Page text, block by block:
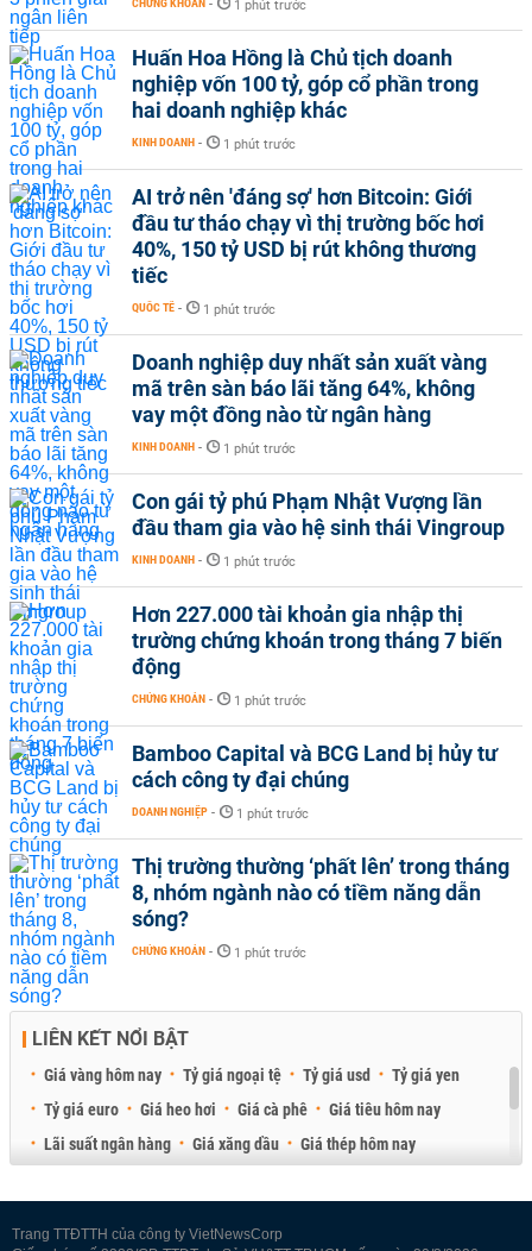
- 1 phút trước
Huấn Hoa Hồng là Chủ tịch doanh
nghiệp vốn 100 tỷ, góp cổ phần trong
hai doanh nghiệp khác
KINH DOANH - 1 phút trước
AI trở nên 'đáng sợ' hơn Bitcoin: Giới
đầu tư tháo chạy vì thị trường bốc hơi
40%, 150 tỷ USD bị rút không thương
tiếc
QUỐC TẾ - 1 phút trước
Doanh nghiệp duy nhất sản xuất vàng
mã trên sàn báo lãi tăng 64%, không
vay một đồng nào từ ngân hàng
KINH DOANH - 1 phút trước
Con gái tỷ phú Phạm Nhật Vượng lần
đầu tham gia vào hệ sinh thái Vingroup
KINH DOANH - 1 phút trước
Hơn 227.000 tài khoản gia nhập thị
trường chứng khoán trong tháng 7 biến
động
CHỨNG KHOÁN - 1 phút trước
Bamboo Capital và BCG Land bị hủy tư
cách công ty đại chúng
DOANH NGHIỆP - 1 phút trước
Thị trường thường ‘phất lên’ trong tháng
8, nhóm ngành nào có tiềm năng dẫn
sóng?
CHỨNG KHOÁN - 1 phút trước
LIÊN KẾT NỔI BẬT
Giá vàng hôm nay Tỷ giá ngoại tệ Tỷ giá usd
Tỷ giá yen
Tỷ giá euro
Giá heo hơi Giá cà phê
Giá tiêu hôm nay
Lãi suất ngân hàng
Giá xăng dầu
Giá thép hôm nay
Trang TTĐTTH của công ty VietNewsCorp